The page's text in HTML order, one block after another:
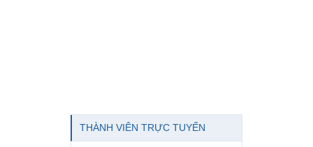
THÀNH VIÊN TRỰC TUYẾN